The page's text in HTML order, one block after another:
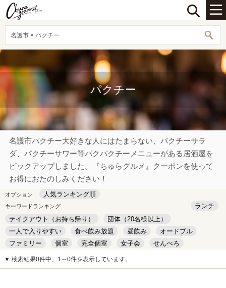
名護市 × パクチー
パクチー
名護市パクチー大好きな人にはたまらない、パクチーサラ
ダ、パクチーサワー等パクパクチーメニューがある居酒屋を
ピックアップしました。『ちゅらグルメ』クーポンを使って
お得におたのしみください！
オプション 人気ランキング順
キーワードランキング
ランチ
テイクアウト（お持ち帰り）
団体（20名様以上）
一人で入りやすい
食べ飲み放題 昼飲み
オードブル
ファミリー
個室 完全個室 女子会
せんべろ
キッズルーム
安い デート
▼ 検索結果0件中、1～0件を表示しています。